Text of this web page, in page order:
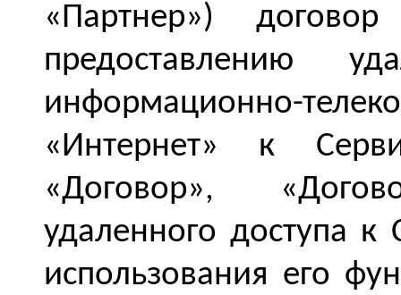
«Партнер»)
предоставлению
информационно-
«Интернет» к
«Договор»,
удаленного доступа
использования его